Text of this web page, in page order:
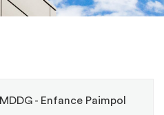
MDDG - Enfance Paimpol